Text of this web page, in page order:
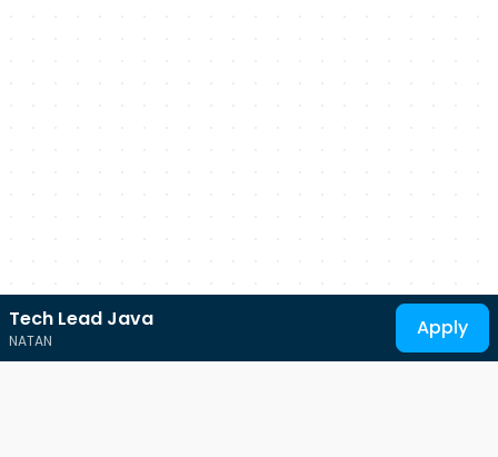
Tech Lead Java
NATAN
Apply